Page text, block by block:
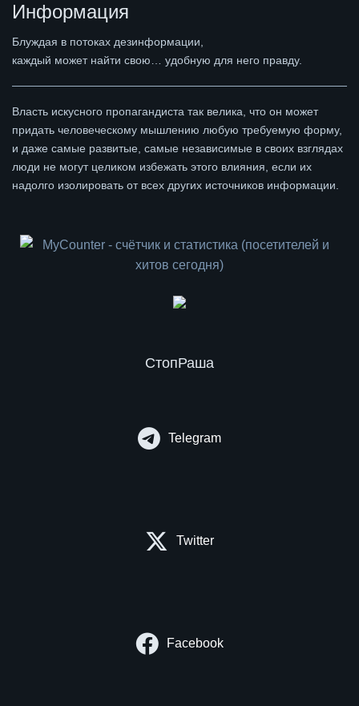
Информация
Блуждая в потоках дезинформации,
каждый может найти свою… удобную для него правду.
Власть искусного пропагандиста так велика, что он может
придать человеческому мышлению любую требуемую форму,
и даже самые развитые, самые независимые в своих взглядах
люди не могут целиком избежать этого влияния, если их
надолго изолировать от всех других источников информации.
СтопРаша
Telegram
Twitter
Facebook